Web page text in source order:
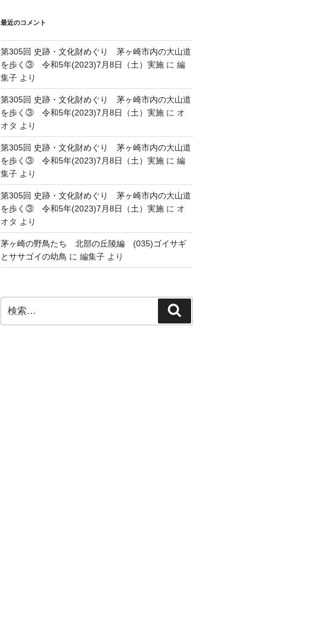
最近のコメント
第305回 史跡・文化財めぐり 茅ヶ崎市内の大山道
を歩く③ 令和5年(2023)7月8日（土）実施に 編
集子より
第305回 史跡・文化財めぐり 茅ヶ崎市内の大山道
を歩く③ 令和5年(2023)7月8日（土）実施に オ
オタ より
第305回 史跡・文化財めぐり 茅ヶ崎市内の大山道
を歩く③ 令和5年(2023)7月8日（土）実施に 編
集子より
第305回 史跡・文化財めぐり 茅ヶ崎市内の大山道
を歩く③ 令和5年(2023)7月8日（土）実施に オ
オタ より
茅ヶ崎の野鳥たち 北部の丘陵編 (035)ゴイサギ
とササゴイの幼鳥 に 編集子より
索:
索